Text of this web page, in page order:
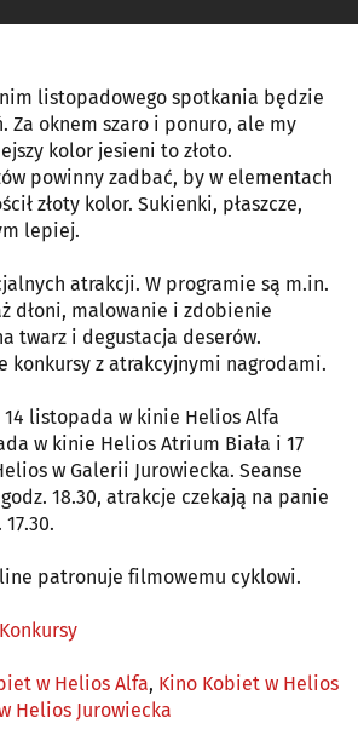
listopadowego spotkania będzie
Za oknem szaro i ponuro, ale my
kolor jesieni to złoto.
powinny zadbać, by w elementach
złoty kolor. Sukienki, płaszcze,
lepiej.
atrakcji. W programie są m.in.
dłoni, malowanie i zdobienie
twarz i degustacja deserów.
konkursy z atrakcyjnymi nagrodami.
14 listopada w kinie Helios Alfa
w kinie Helios Atrium Biała i 17
w Galerii Jurowiecka. Seanse
18.30, atrakcje czekają na panie
patronuje filmowemu cyklowi.
Konkursy
w Helios Alfa, Kino Kobiet w Helios
Helios Jurowiecka